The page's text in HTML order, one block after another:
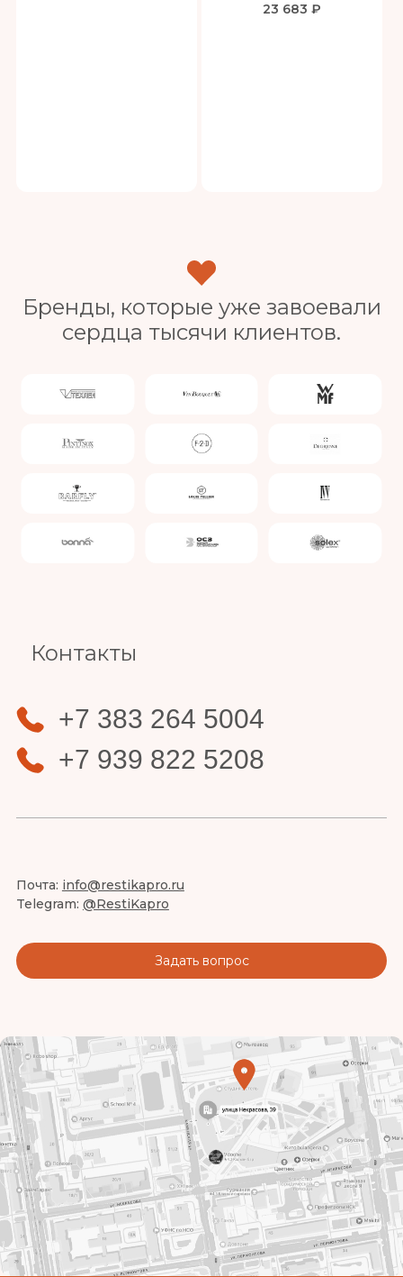
23 683 ₽
Бренды, которые уже завоевали
сердца тысячи клиентов.
Контакты
+7 383 264 5004
+7 939 822 5208
Почта: info@restikapro.ru
Telegram: @RestiKapro
Задать вопрос